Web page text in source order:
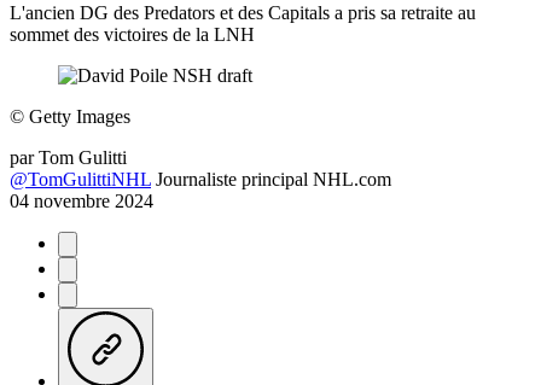
L'ancien DG des Predators et des Capitals a pris sa retraite au
sommet des victoires de la LNH
© Getty Images
par Tom Gulitti
@TomGulittiNHL Journaliste principal NHL.com
04 novembre 2024